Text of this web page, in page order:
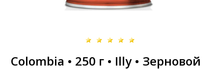
Colombia • 250 г • Illy • Зерновой